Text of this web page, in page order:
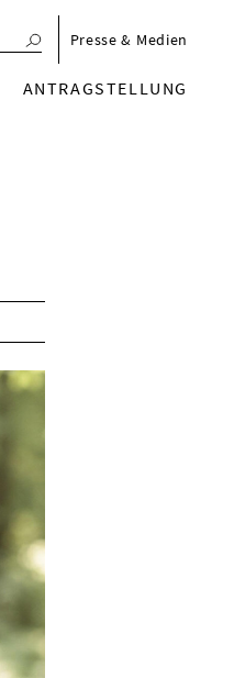
Presse & Medien
ANTRAGSTELLUNG